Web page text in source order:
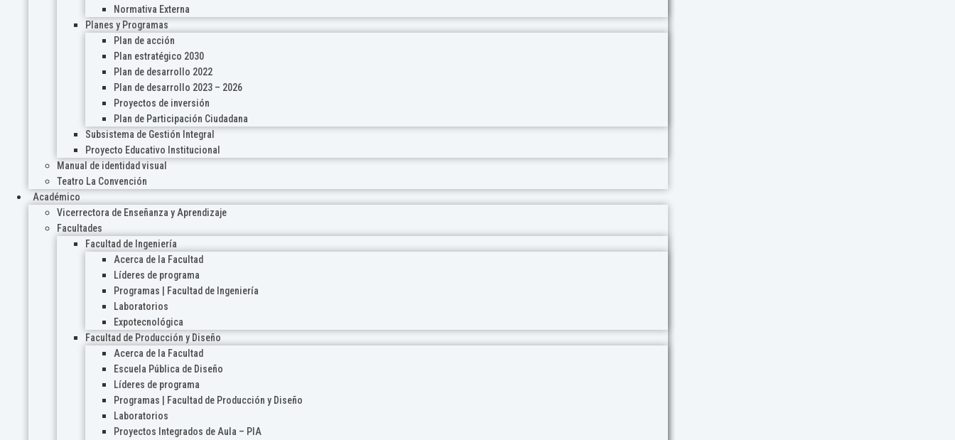
Normativa Externa
Planes y Programas
Plan de acción
Plan estratégico 2030
Plan de desarrollo 2022
Plan de desarrollo 2023 – 2026
Proyectos de inversión
Plan de Participación Ciudadana
Subsistema de Gestión Integral
Proyecto Educativo Institucional
Manual de identidad visual
Teatro La Convención
Académico
Vicerrectora de Enseñanza y Aprendizaje
Facultades
Facultad de Ingeniería
Acerca de la Facultad
Líderes de programa
Programas | Facultad de Ingeniería
Laboratorios
Expotecnológica
Facultad de Producción y Diseño
Acerca de la Facultad
Escuela Pública de Diseño
Líderes de programa
Programas | Facultad de Producción y Diseño
Laboratorios
Proyectos Integrados de Aula – PIA